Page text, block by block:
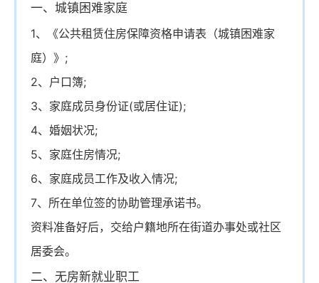
一、城镇困难家庭
1、《公共租赁住房保障资格申请表（城镇困难家
庭）》;
2、户口簿;
3、家庭成员身份证(或居住证);
4、婚姻状况;
5、家庭住房情况;
6、家庭成员工作及收入情况;
7、所在单位签的协助管理承诺书。
资料准备好后，交给户籍地所在街道办事处或社区
居委会。
二、无房新就业职工